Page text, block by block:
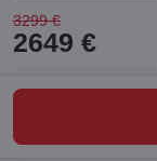
3299 €
2649 €